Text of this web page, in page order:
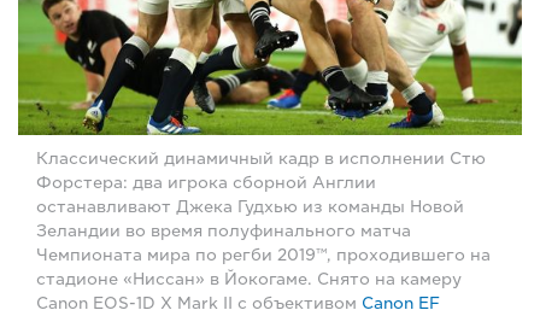
Классический динамичный кадр в исполнении Стю
Форстера: два игрока сборной Англии
останавливают Джека Гудхью из команды Новой
Зеландии во время полуфинального матча
Чемпионата мира по регби 2019™, проходившего на
стадионе «Ниссан» в Йокогаме. Снято на камеру
Canon EOS-1D X Mark II с объективом Canon EF